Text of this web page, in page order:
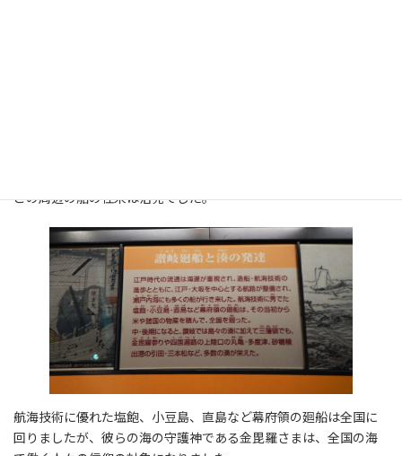
この周辺の船の往来は活発でした。
航海技術に優れた塩飽、小豆島、直島など幕府領の廻船は全国に
回りましたが、彼らの海の守護神である金毘羅さまは、全国の海